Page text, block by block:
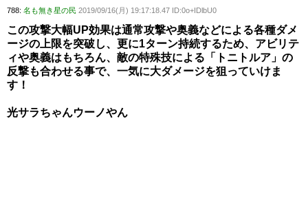
788: 名も無き星の民 2019/09/16(月) 19:17:18.47 ID:0o+IDlbU0
この攻撃大幅UP効果は通常攻撃や奥義などによる各種ダメ
ージの上限を突破し、更に1ターン持続するため、アビリテ
ィや奥義はもちろん、敵の特殊技による「トニトルア」の
反撃も合わせる事で、一気に大ダメージを狙っていけま
す！
光サラちゃんウーノやん